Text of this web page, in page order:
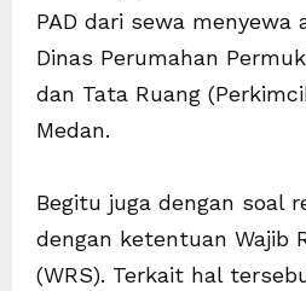
PAD dari sewa menyewa
Dinas Perumahan
dan Tata Ruang
Medan.
Begitu juga dengan soal
dengan ketentuan Wajib
(WRS). Terkait hal